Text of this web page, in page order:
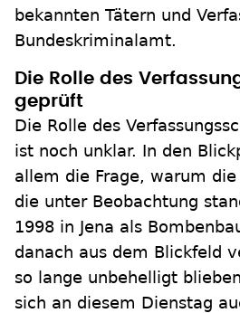
bekannten Tätern und
Bundeskriminalamt.
Die Rolle des
geprüft
Die Rolle des
ist noch unklar. In den
allem die Frage, warum
die unter Beobachtung
1998 in Jena als
danach aus dem Blickfeld
so lange unbehelligt
sich an diesem Dienstag